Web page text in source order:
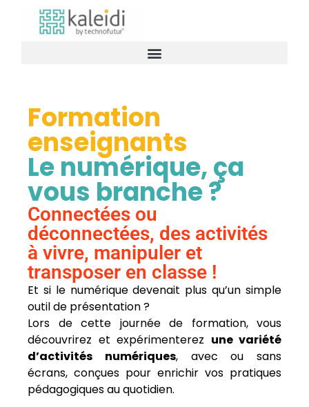
Formation
enseignants
Le numérique, ça
vous branche ?
Connectées ou
déconnectées, des activités
à vivre, manipuler et
transposer en classe !
Et si le numérique devenait plus qu’un simple
outil de présentation ?
Lors de cette journée de formation, vous
découvrirez et expérimenterez une variété
d’activités numériques, avec ou sans
écrans, conçues pour enrichir vos pratiques
pédagogiques au quotidien.